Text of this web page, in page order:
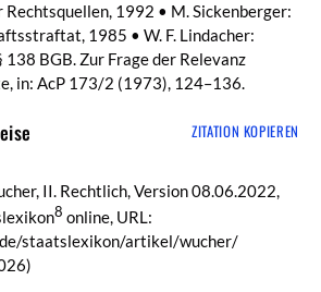
1992 • M. Sickenberger:
1985 • W. F. Lindacher:
138 BGB. Zur Frage der Relevanz
in: AcP 173/2 (1973), 124–136.
ZITATION KOPIEREN
II. Rechtlich, Version 08.06.2022,
8 online, URL:
staatslexikon/artikel/wucher/